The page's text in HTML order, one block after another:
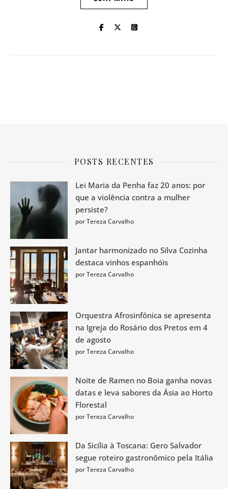
POSTS RECENTES
Lei Maria da Penha faz 20 anos: por
que a violência contra a mulher
persiste?
por Tereza Carvalho
Jantar harmonizado no Silva Cozinha
destaca vinhos espanhóis
por Tereza Carvalho
Orquestra Afrosinfônica se apresenta
na Igreja do Rosário dos Pretos em 4
de agosto
por Tereza Carvalho
Noite de Ramen no Boia ganha novas
datas e leva sabores da Ásia ao Horto
Florestal
por Tereza Carvalho
Da Sicília à Toscana: Gero Salvador
segue roteiro gastronômico pela Itália
por Tereza Carvalho